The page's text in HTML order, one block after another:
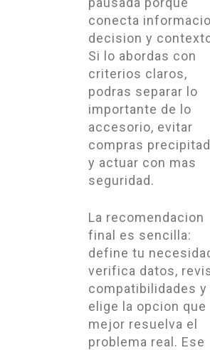
conecta
decision y
Si lo abordas con
criterios claros,
podras separar lo
importante de lo
accesorio, evitar
compras
y actuar con mas
seguridad.
La recomendacion
final es sencilla:
define tu
verifica datos,
compatibilidades y
elige la opcion que
mejor resuelva el
problema real. Ese